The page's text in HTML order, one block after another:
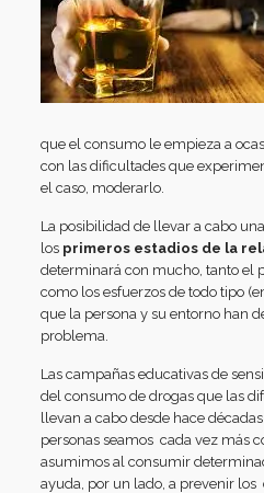
que el consumo le empieza a
con las dificultades que
el caso, moderarlo.
La posibilidad de llevar a cabo
los primeros estadios de la
determinará con mucho, tanto el
como los esfuerzos de todo tipo
que la persona y su entorno han
problema.
Las campañas educativas de
del consumo de drogas que las
llevan a cabo desde hace
personas seamos cada vez más
asumimos al consumir
ayuda, por un lado, a prevenir